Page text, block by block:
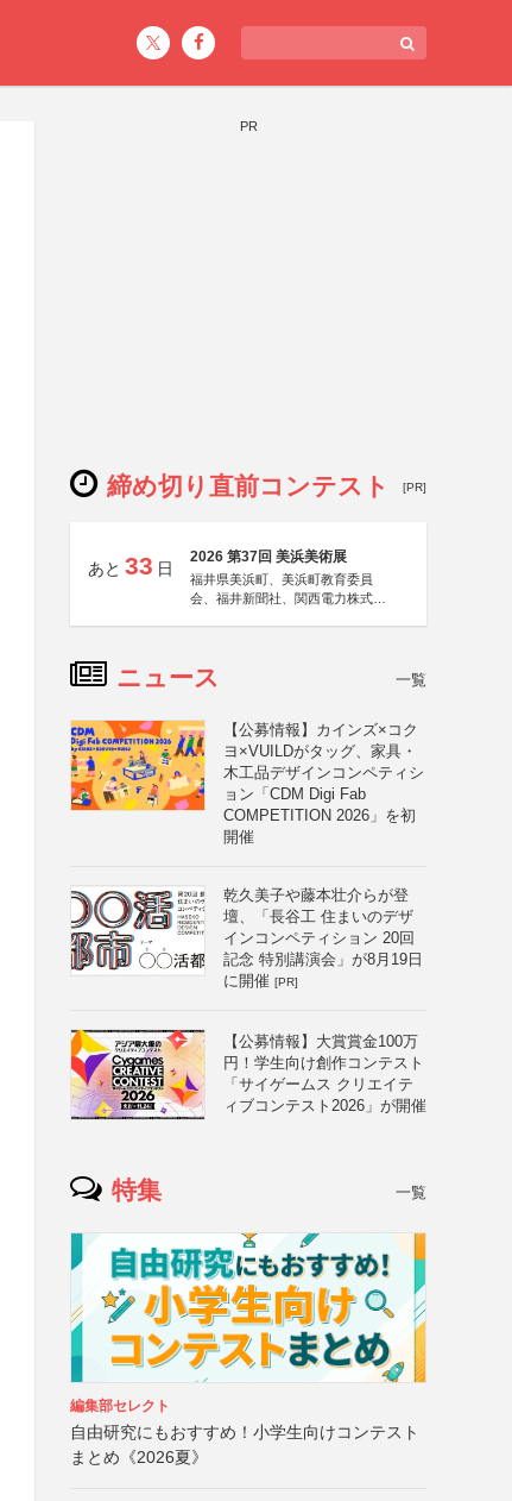
PR
締め切り直前コンテスト [PR]
あと 33 日
2026 第37回 美浜美術展
福井県美浜町、美浜町教育委員
会、福井新聞社、関西電力株式会
ニュース 一覧
【公募情報】カインズ×コク
ヨ×VUILDがタッグ、家具・
木工品デザインコンペティシ
ョン「CDM Digi Fab
COMPETITION 2026」を初
開催
乾久美子や藤本壮介らが登
壇、「長谷工 住まいのデザ
インコンペティション 20回
記念 特別講演会」が8月19日
に開催 [PR]
【公募情報】大賞賞金100万
円！学生向け創作コンテスト
「サイゲームス クリエイテ
ィブコンテスト2026」が開催
特集 一覧
編集部セレクト
自由研究にもおすすめ！小学生向けコンテスト
まとめ《2026夏》